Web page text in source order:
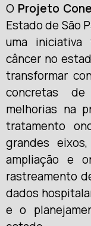
O Projeto
Estado de São
uma
câncer no
transformar
concretas de
melhorias na
tratamento
grandes
ampliação e
rastreamento
dados
e o